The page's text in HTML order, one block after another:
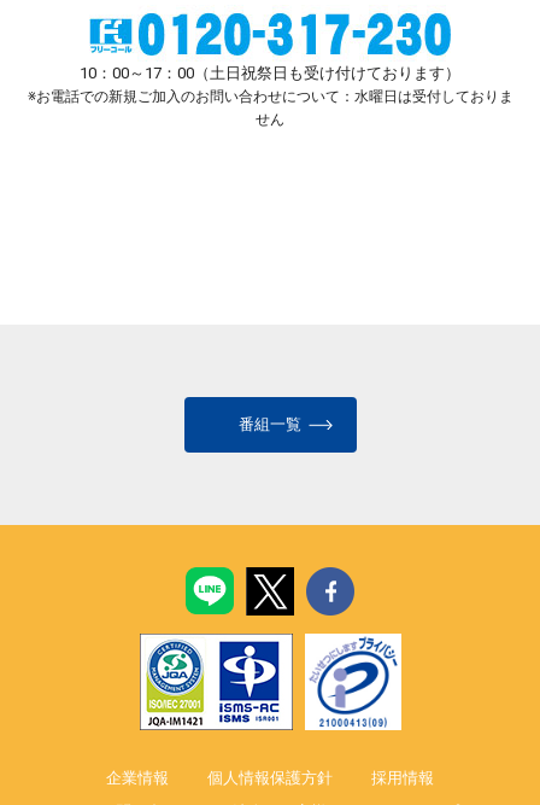
10：00～17：00（土日祝祭日も受け付けております）
※お電話での新規ご加入のお問い合わせについて：水曜日は受付しておりま
せん
番組一覧
企業情報 個人情報保護方針
採用情報